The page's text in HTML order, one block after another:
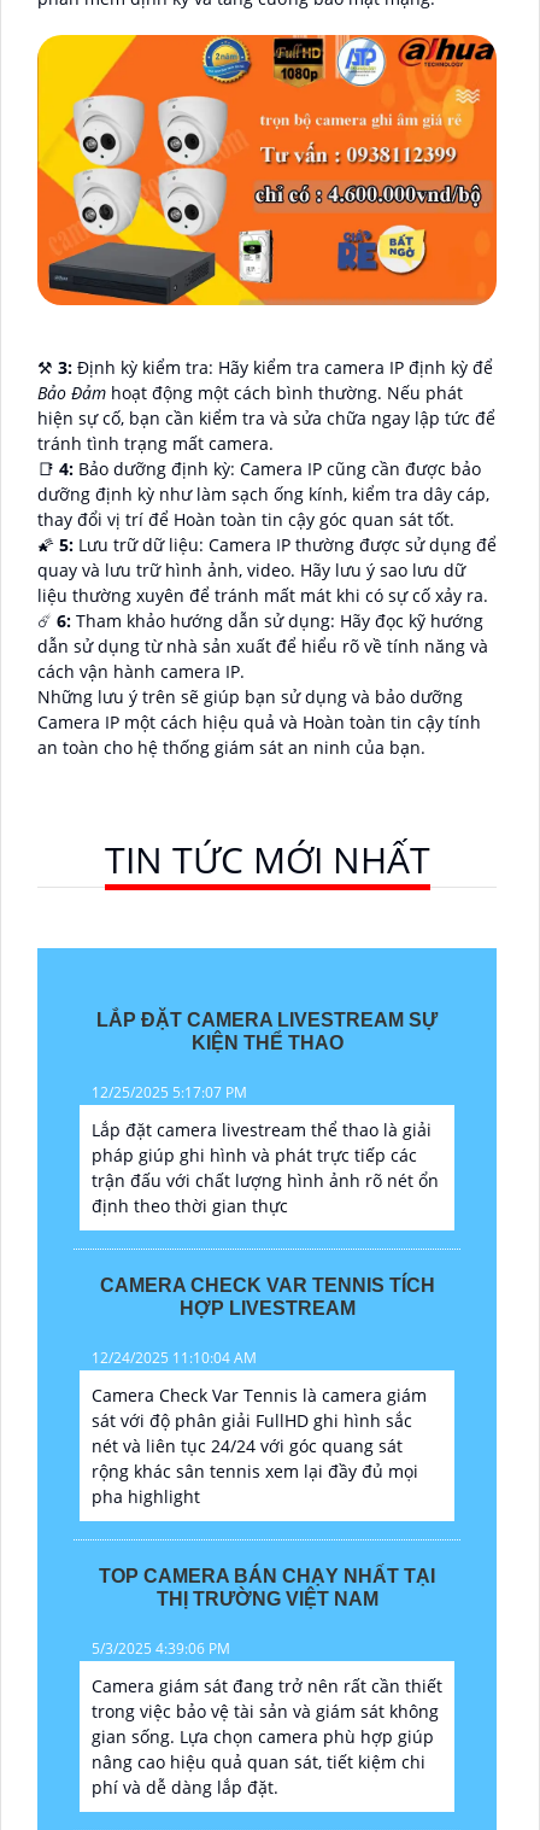
⚒ 3: Định kỳ kiểm tra: Hãy kiểm tra camera IP định kỳ để
Bảo Đảm hoạt động một cách bình thường. Nếu phát
hiện sự cố, bạn cần kiểm tra và sửa chữa ngay lập tức để
tránh tình trạng mất camera.
📑 4: Bảo dưỡng định kỳ: Camera IP cũng cần được bảo
dưỡng định kỳ như làm sạch ống kính, kiểm tra dây cáp,
thay đổi vị trí để Hoàn toàn tin cậy góc quan sát tốt.
🌠 5: Lưu trữ dữ liệu: Camera IP thường được sử dụng để
quay và lưu trữ hình ảnh, video. Hãy lưu ý sao lưu dữ
liệu thường xuyên để tránh mất mát khi có sự cố xảy ra.
☄️ 6: Tham khảo hướng dẫn sử dụng: Hãy đọc kỹ hướng
dẫn sử dụng từ nhà sản xuất để hiểu rõ về tính năng và
cách vận hành camera IP.
Những lưu ý trên sẽ giúp bạn sử dụng và bảo dưỡng
Camera IP một cách hiệu quả và Hoàn toàn tin cậy tính
an toàn cho hệ thống giám sát an ninh của bạn.
TIN TỨC MỚI NHẤT
LẮP ĐẶT CAMERA LIVESTREAM SỰ
KIỆN THỂ THAO
12/25/2025 5:17:07 PM
Lắp đặt camera livestream thể thao là giải
pháp giúp ghi hình và phát trực tiếp các
trận đấu với chất lượng hình ảnh rõ nét ổn
định theo thời gian thực
CAMERA CHECK VAR TENNIS TÍCH
HỢP LIVESTREAM
12/24/2025 11:10:04 AM
Camera Check Var Tennis là camera giám
sát với độ phân giải FullHD ghi hình sắc
nét và liên tục 24/24 với góc quang sát
rộng khác sân tennis xem lại đầy đủ mọi
pha highlight
TOP CAMERA BÁN CHẠY NHẤT TẠI
THỊ TRƯỜNG VIỆT NAM
5/3/2025 4:39:06 PM
Camera giám sát đang trở nên rất cần thiết
trong việc bảo vệ tài sản và giám sát không
gian sống. Lựa chọn camera phù hợp giúp
nâng cao hiệu quả quan sát, tiết kiệm chi
phí và dễ dàng lắp đặt.